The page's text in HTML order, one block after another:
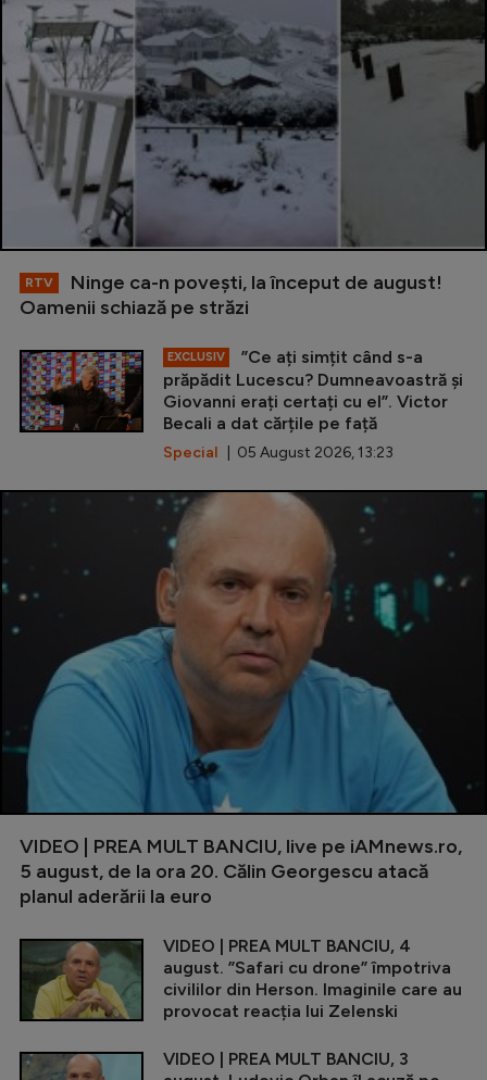
RTV
Ninge ca-n povești, la început de august!
Oamenii schiază pe străzi
EXCLUSIV
”Ce ați simțit când s-a
prăpădit Lucescu? Dumneavoastră și
Giovanni erați certați cu el”. Victor
Becali a dat cărțile pe față
Special | 05 August 2026, 13:23
VIDEO | PREA MULT BANCIU, live pe iAMnews.ro,
5 august, de la ora 20. Călin Georgescu atacă
planul aderării la euro
VIDEO | PREA MULT BANCIU, 4
august. ”Safari cu drone” împotriva
civililor din Herson. Imaginile care au
provocat reacția lui Zelenski
VIDEO | PREA MULT BANCIU, 3